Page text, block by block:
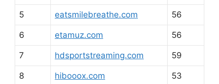
5 eatsmilebreathe.com 56
6 etamuz.com 56
7 hdsportstreaming.com 59
8 hibooox.com 53